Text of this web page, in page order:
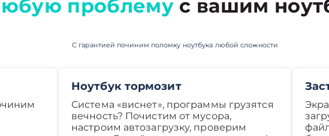
проблему с вашим
С гарантией починим поломку ноутбука любой сложности
Ноутбук тормозит
Система «виснет», программы грузятся
вечность? Почистим от мусора,
настроим автозагрузку, проверим